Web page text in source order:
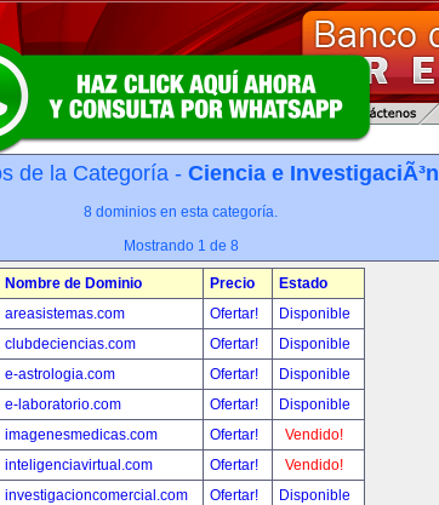
de la Categoría - Ciencia e InvestigaciÃ³n
8 dominios en esta categoría.
Mostrando 1 de 8
Nombre de Dominio Precio
Estado
areasistemas.com
Ofertar!
Disponible
clubdeciencias.com
Ofertar!
Disponible
e-astrologia.com
Ofertar!
Disponible
e-laboratorio.com
Ofertar!
Disponible
imagenesmedicas.com
Ofertar!
Vendido!
inteligenciavirtual.com
Ofertar!
Vendido!
investigacioncomercial.com
Ofertar!
Disponible